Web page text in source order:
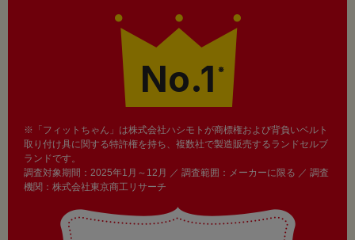
No.1 ※
※「フィットちゃん」は株式会社ハシモトが商標権および背負いベルト
取り付け具に関する特許権を持ち、複数社で製造販売するランドセルブ
ランドです。
調査対象期間：2025年1月～12月 ／ 調査範囲：メーカーに限る ／ 調査
機関：株式会社東京商工リサーチ